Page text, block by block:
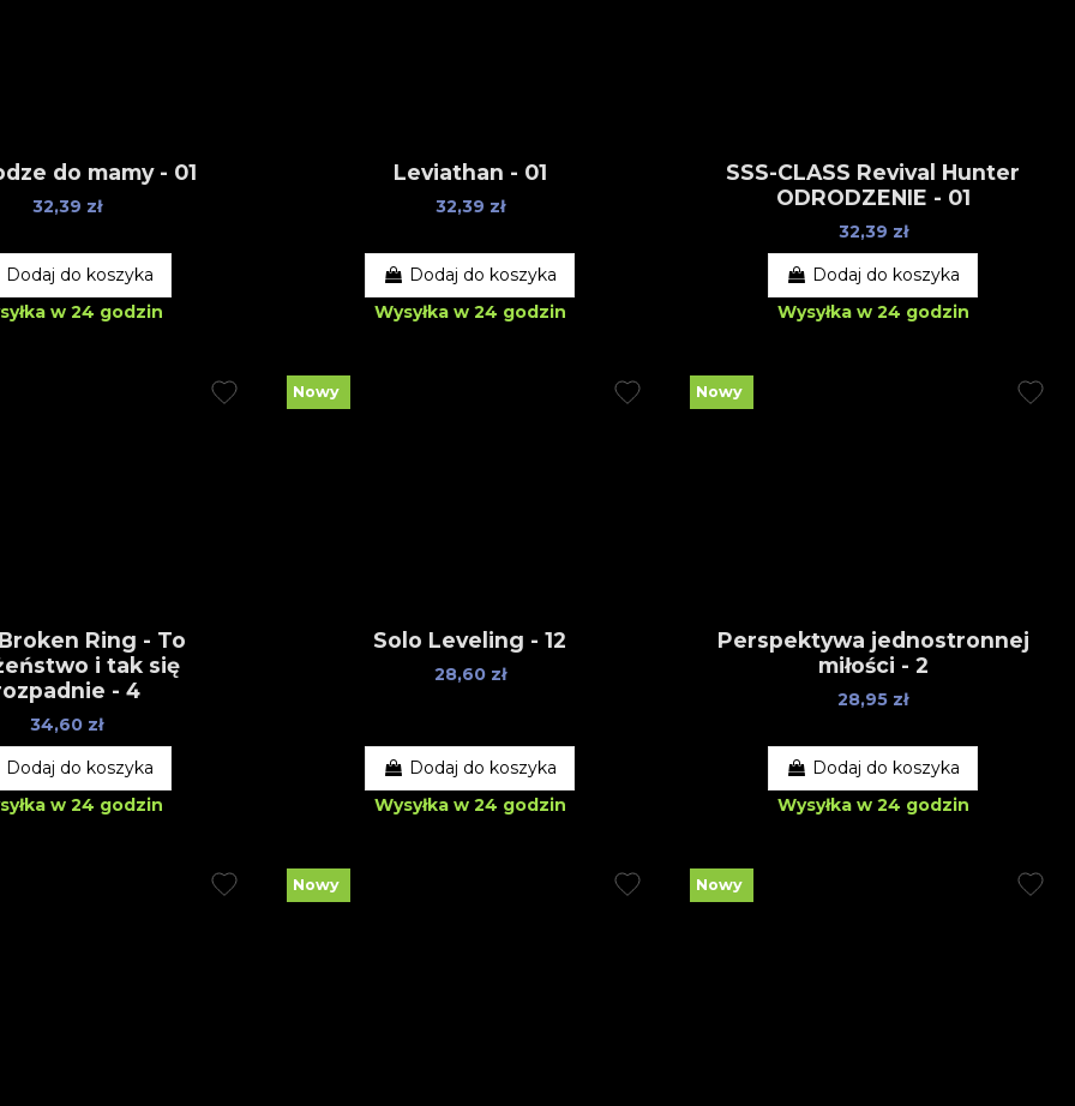
do mamy - 01
32,39 zł
Dodaj do koszyka
w 24 godzin
Leviathan - 01
32,39 zł
Dodaj do koszyka
Wysyłka w 24 godzin
SSS-CLASS Revival Hunter
ODRODZENIE - 01
32,39 zł
Dodaj do koszyka
Wysyłka w 24 godzin
Ring - To
i tak się
- 4
34,60 zł
Dodaj do koszyka
w 24 godzin
Nowy
Solo Leveling - 12
28,60 zł
Dodaj do koszyka
Wysyłka w 24 godzin
Nowy
Perspektywa jednostronnej
miłości - 2
28,95 zł
Dodaj do koszyka
Wysyłka w 24 godzin
Nowy Nowy